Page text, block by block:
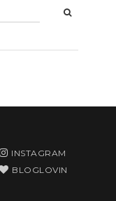
INSTAGRAM
BLOGLOVIN